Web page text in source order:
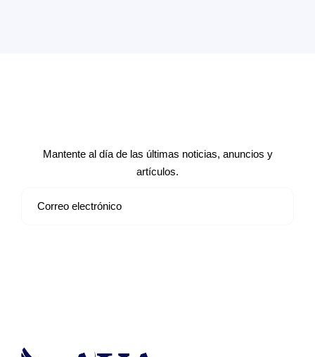
Mantente al día de las últimas noticias, anuncios y
artículos.